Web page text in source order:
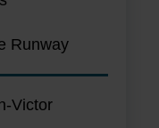
Runway
Victor